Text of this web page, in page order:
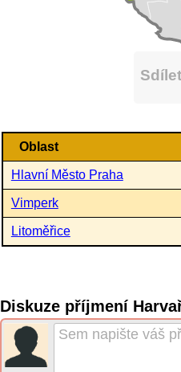
Oblast
Hlavní Město Praha
Vimperk
Litoměřice
Diskuze příjmení